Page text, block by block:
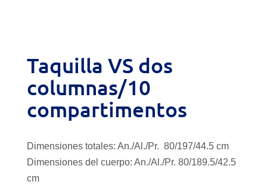
Taquilla VS dos
columnas/10
compartimentos
Dimensiones totales: An./Al./Pr. 80/197/44.5 cm
Dimensiones del cuerpo: An./Al./Pr. 80/189.5/42.5
cm